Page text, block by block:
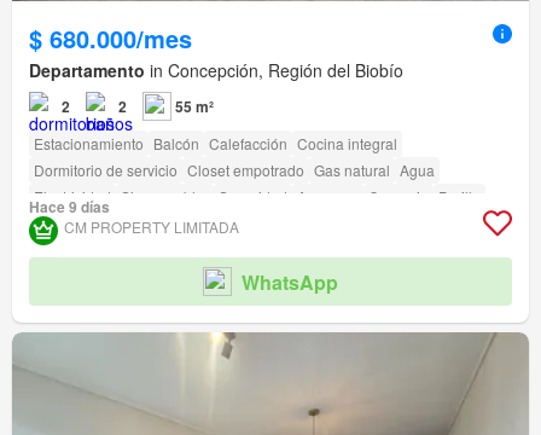
$ 680.000/mes
Departamento in Concepción, Región del Biobío
2 2 55 m²
Estacionamiento Balcón Calefacción Cocina integral
Dormitorio de servicio Closet empotrado Gas natural Agua
Electricidad Sin amueblar Seguridad Ascensor Conserje
Parilla
Acceso para personas con discapacidad
Hace 9 días
CM PROPERTY LIMITADA
WhatsApp